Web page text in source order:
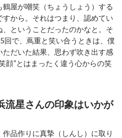
屋が嘲笑（ちょうしょう）する
から。それはつまり、認めてい
ということだったのかなと。そ
回で、蔦重と笑い合うときは、僕
だいた結果、思わず吹き出す感
顔”とはまったく違う心からの笑
流星さんの印象はいかが
品作りに真摯（しんし）に取り